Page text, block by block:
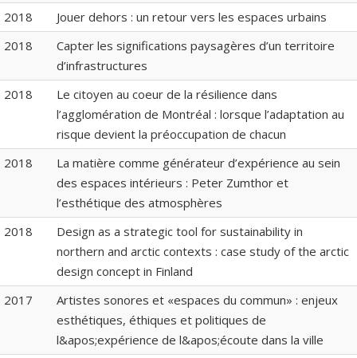
2018
Jouer dehors : un retour vers les espaces urbains
2018
Capter les significations paysagères d’un territoire
d’infrastructures
2018
Le citoyen au coeur de la résilience dans
l’agglomération de Montréal : lorsque l’adaptation au
risque devient la préoccupation de chacun
2018
La matière comme générateur d’expérience au sein
des espaces intérieurs : Peter Zumthor et
l’esthétique des atmosphères
2018
Design as a strategic tool for sustainability in
northern and arctic contexts : case study of the arctic
design concept in Finland
2017
Artistes sonores et «espaces du commun» : enjeux
esthétiques, éthiques et politiques de
l&apos;expérience de l&apos;écoute dans la ville